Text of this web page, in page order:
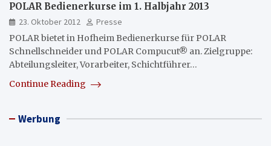
POLAR Bedienerkurse im 1. Halbjahr 2013
23. Oktober 2012
Presse
POLAR bietet in Hofheim Bedienerkurse für POLAR
Schnellschneider und POLAR Compucut® an. Zielgruppe:
Abteilungsleiter, Vorarbeiter, Schichtführer…
Continue Reading
Werbung